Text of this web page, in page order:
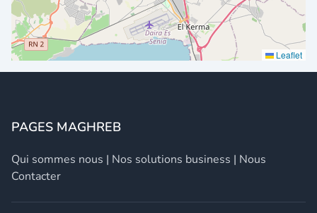
Leaflet
PAGES MAGHREB
Qui sommes nous | Nos solutions business | Nous
Contacter